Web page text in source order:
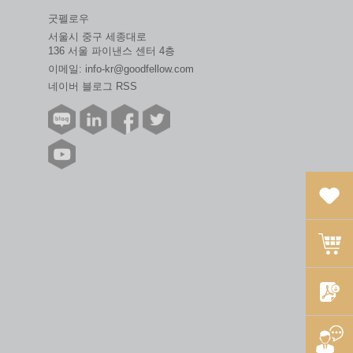
굿펠로우
서울시 중구 세종대로
136 서울 파이낸스 센터 4층
이메일: info-kr@goodfellow.com
네이버 블로그 RSS